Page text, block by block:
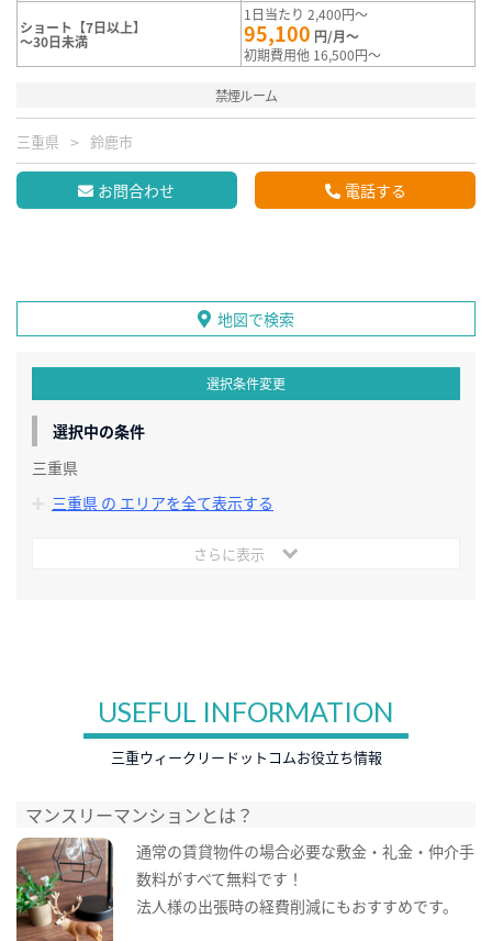
ショート【7日以上】
～30日未満
1日当たり 2,400円～
95,100 円/月～
初期費用他 16,500円～
禁煙ルーム
三重県 鈴鹿市
お問合わせ 電話する
地図で検索
選択条件変更
選択中の条件
三重県
三重県 の エリアを全て表示する
さらに表示
USEFUL INFORMATION
三重ウィークリードットコムお役立ち情報
マンスリーマンションとは？
通常の賃貸物件の場合必要な敷金・礼金・仲介手
数料がすべて無料です！
法人様の出張時の経費削減にもおすすめです。